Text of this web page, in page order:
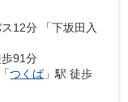
ス12分 「下坂田入
歩91分
「つくば」駅 徒歩